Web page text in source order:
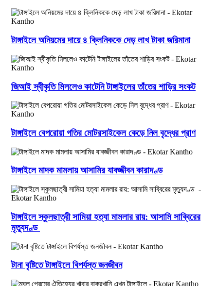
টাঙ্গাইলে অনিয়মের দায়ে ৪ ক্লিনিককে দেড় লাখ টাকা জরিমানা
জিআই স্বীকৃতি মিললেও কাটেনি টাঙ্গাইলের তাঁতের শাড়ির সংকট
টাঙ্গাইলে বেপরোয়া গতির মোটরসাইকেল কেড়ে নিল বৃদ্ধের প্রাণ
টাঙ্গাইলে মাদক মামলায় আসামির যাবজ্জীবন কারাদণ্ড
টাঙ্গাইলে স্কুলছাত্রী সামিয়া হত্যা মামলার রায়: আসামি সাব্বিরের
মৃত্যুদণ্ড
টানা বৃষ্টিতে টাঙ্গাইলে বিপর্যস্ত জনজীবন